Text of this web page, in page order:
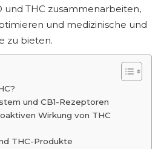
und THC zusammenarbeiten,
und medizinische und
zu bieten.
und CB1-Rezeptoren
Wirkung von THC
THC-Produkte